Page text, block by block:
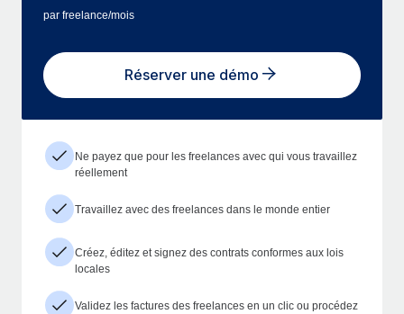
par freelance/mois
Réserver une démo
Ne payez que pour les freelances avec qui vous travaillez
réellement
Travaillez avec des freelances dans le monde entier
Créez, éditez et signez des contrats conformes aux lois
locales
Validez les factures des freelances en un clic ou procédez